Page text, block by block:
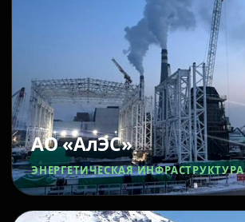
АО «АлЭС»
ЭНЕРГЕТИЧЕСКАЯ ИНФРАСТРУКТУРА